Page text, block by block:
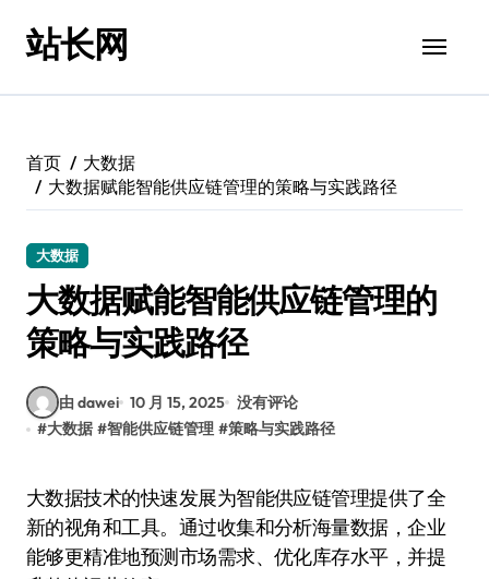
站长网
首页
大数据
大数据赋能智能供应链管理的策略与实践路径
大数据
大数据赋能智能供应链管理的
策略与实践路径
由 dawei 10 月 15, 2025 没有评论
#大数据 #智能供应链管理 #策略与实践路径
大数据技术的快速发展为智能供应链管理提供了全
新的视角和工具。通过收集和分析海量数据，企业
能够更精准地预测市场需求、优化库存水平，并提